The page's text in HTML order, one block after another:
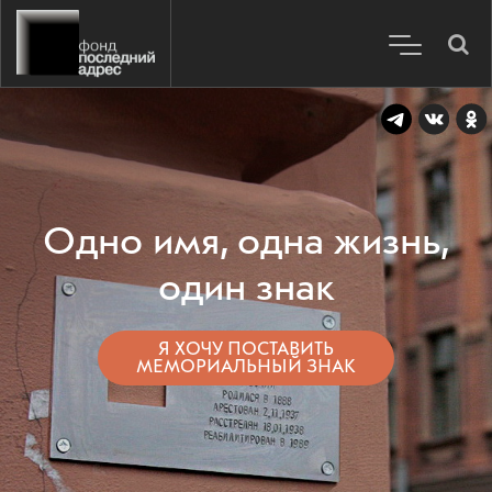
Одно имя, одна жизнь,
один знак
Я ХОЧУ ПОСТАВИТЬ
МЕМОРИАЛЬНЫЙ ЗНАК